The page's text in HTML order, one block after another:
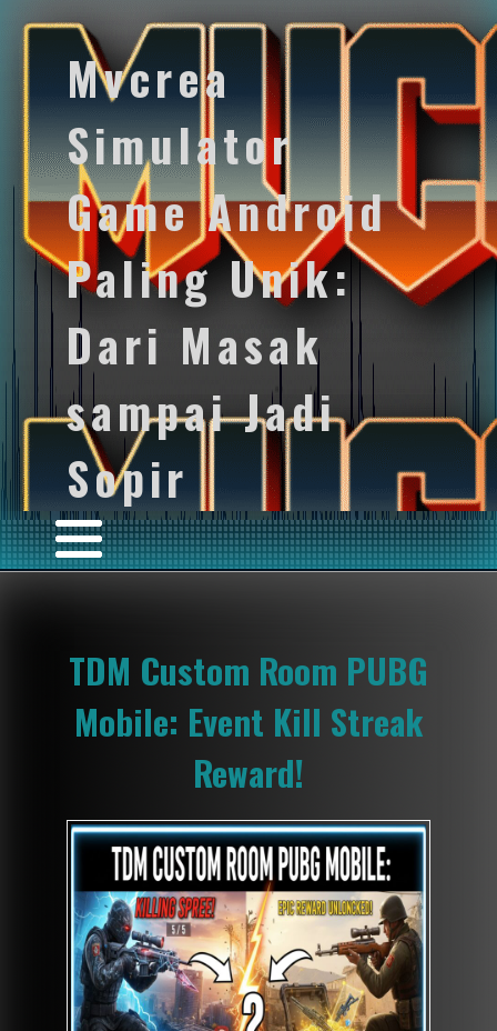
Mvcrea
Simulator
Game Android
Paling Unik:
Dari Masak
sampai Jadi
Sopir
TDM Custom Room PUBG
Mobile: Event Kill Streak
Reward!